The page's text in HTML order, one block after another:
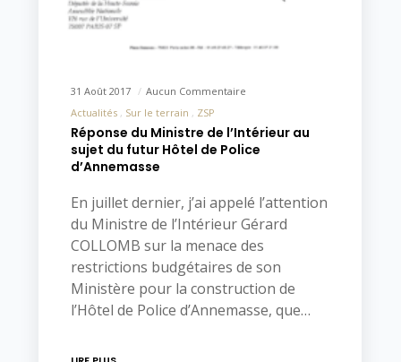
31 Août 2017
Aucun Commentaire
Actualités
Sur le terrain ZSP
Réponse du Ministre de l’Intérieur au
sujet du futur Hôtel de Police
d’Annemasse
En juillet dernier, j’ai appelé l’attention
du Ministre de l’Intérieur Gérard
COLLOMB sur la menace des
restrictions budgétaires de son
Ministère pour la construction de
l’Hôtel de Police d’Annemasse, que…